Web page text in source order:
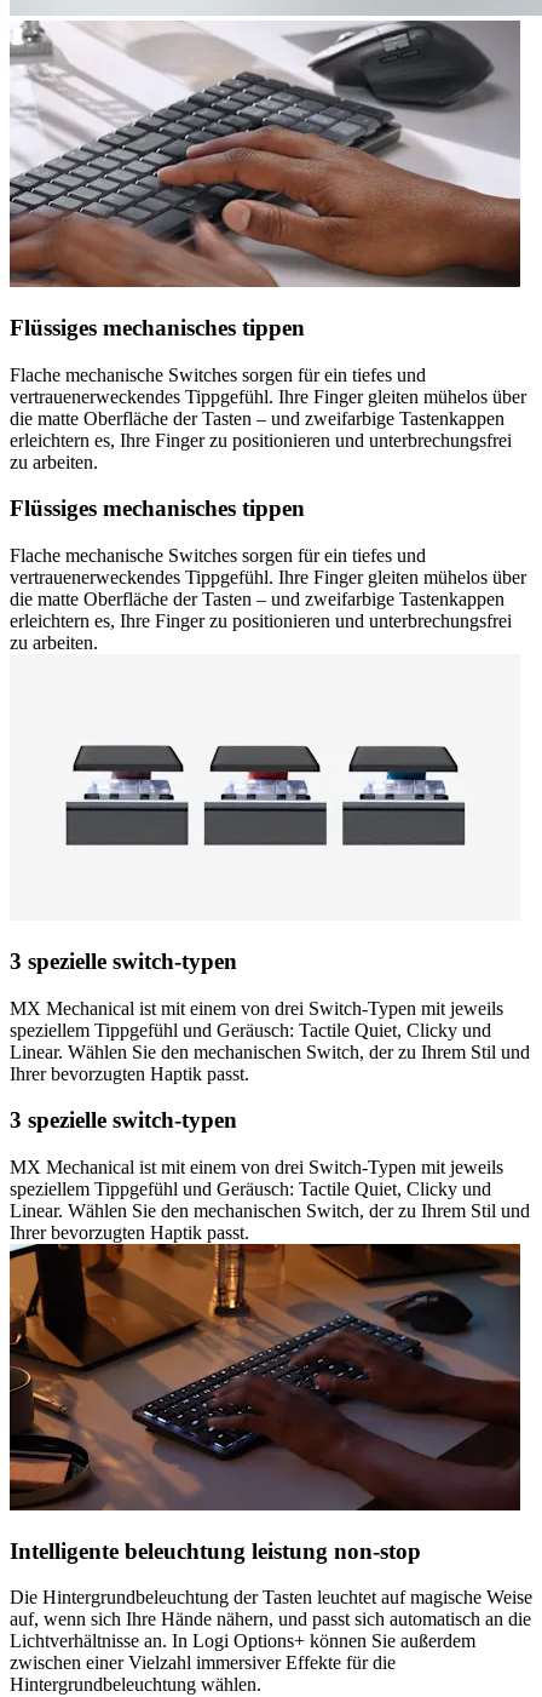
Flüssiges mechanisches tippen
Flache mechanische Switches sorgen für ein tiefes und
vertrauenerweckendes Tippgefühl. Ihre Finger gleiten mühelos über
die matte Oberfläche der Tasten – und zweifarbige Tastenkappen
erleichtern es, Ihre Finger zu positionieren und unterbrechungsfrei
zu arbeiten.
Flüssiges mechanisches tippen
Flache mechanische Switches sorgen für ein tiefes und
vertrauenerweckendes Tippgefühl. Ihre Finger gleiten mühelos über
die matte Oberfläche der Tasten – und zweifarbige Tastenkappen
erleichtern es, Ihre Finger zu positionieren und unterbrechungsfrei
zu arbeiten.
3 spezielle switch-typen
MX Mechanical ist mit einem von drei Switch-Typen mit jeweils
speziellem Tippgefühl und Geräusch: Tactile Quiet, Clicky und
Linear. Wählen Sie den mechanischen Switch, der zu Ihrem Stil und
Ihrer bevorzugten Haptik passt.
3 spezielle switch-typen
MX Mechanical ist mit einem von drei Switch-Typen mit jeweils
speziellem Tippgefühl und Geräusch: Tactile Quiet, Clicky und
Linear. Wählen Sie den mechanischen Switch, der zu Ihrem Stil und
Ihrer bevorzugten Haptik passt.
Intelligente beleuchtung leistung non-stop
Die Hintergrundbeleuchtung der Tasten leuchtet auf magische Weise
auf, wenn sich Ihre Hände nähern, und passt sich automatisch an die
Lichtverhältnisse an. In Logi Options+ können Sie außerdem
zwischen einer Vielzahl immersiver Effekte für die
Hintergrundbeleuchtung wählen.